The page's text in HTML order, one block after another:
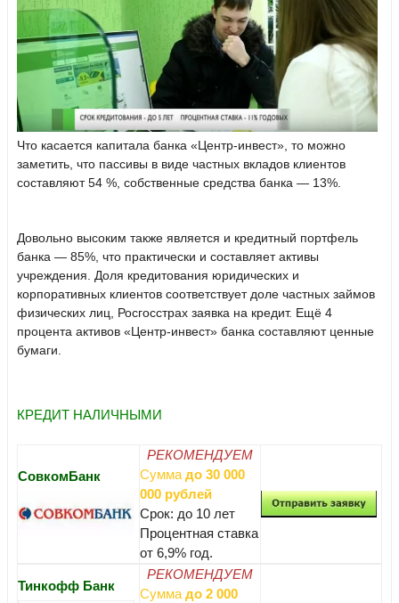
Что касается капитала банка «Центр-инвест», то можно
заметить, что пассивы в виде частных вкладов клиентов
составляют 54 %, собственные средства банка — 13%.
Довольно высоким также является и кредитный портфель
банка — 85%, что практически и составляет активы
учреждения. Доля кредитования юридических и
корпоративных клиентов соответствует доле частных займов
физических лиц, Росгосстрах заявка на кредит. Ещё 4
процента активов «Центр-инвест» банка составляют ценные
бумаги.
КРЕДИТ НАЛИЧНЫМИ
СовкомБанк
РЕКОМЕНДУЕМ
Сумма до 30 000
000 рублей
Срок: до 10 лет
Процентная ставка
от 6,9% год.
Тинкофф Банк
РЕКОМЕНДУЕМ
Сумма до 2 000